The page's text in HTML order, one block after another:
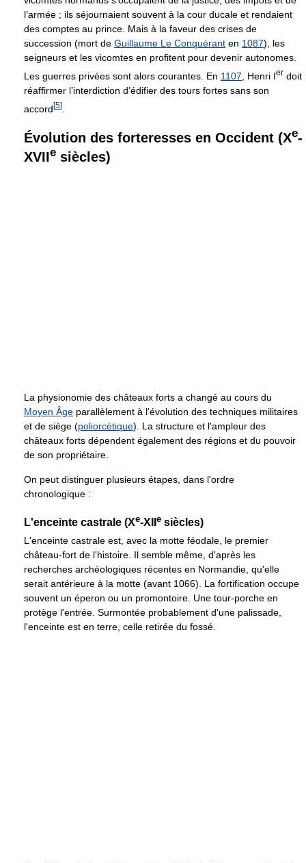
l’armée ; ils séjournaient souvent à la cour ducale et rendaient
des comptes au prince. Mais à la faveur des crises de
succession (mort de Guillaume Le Conquérant en 1087), les
seigneurs et les vicomtes en profitent pour devenir autonomes.
Les guerres privées sont alors courantes. En 1107 , Henri Ier doit
réaffirmer l’interdiction d’édifier des tours fortes sans son
accord[5]
Évolution des forteresses en Occident (Xe-
XVIIe siècles)
La physionomie des châteaux forts a changé au cours du
Moyen Âge parallèlement à l'évolution des techniques militaires
et de siège (poliorcétique). La structure et l'ampleur des
châteaux forts dépendent également des régions et du pouvoir
de son propriétaire.
On peut distinguer plusieurs étapes, dans l'ordre
chronologique :
L'enceinte castrale (Xe-XII e siècles)
L'enceinte castrale est, avec la motte féodale, le premier
château-fort de l'histoire. Il semble même, d'après les
recherches archéologiques récentes en Normandie, qu'elle
serait antérieure à la motte (avant 1066). La fortification occupe
souvent un éperon ou un promontoire. Une tour-porche en
protège l'entrée. Surmontée probablement d'une palissade,
l'enceinte est en terre, celle retirée du fossé.